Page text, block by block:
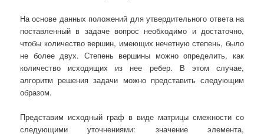
На основе данных положений для утвердительного ответа на
поставленный в задаче вопрос необходимо и достаточно,
чтобы количество вершин, имеющих нечетную степень, было
не более двух. Степень вершины можно определить, как
количество исходящих из нее ребер. В этом случае,
алгоритм решения задачи можно представить следующим
образом.
Представим исходный граф в виде матрицы смежности со
следующими уточнениями: значение элемента,